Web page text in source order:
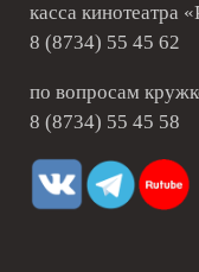
касса кинотеатра
8 (8734) 55 45 62
по вопросам
8 (8734) 55 45 58